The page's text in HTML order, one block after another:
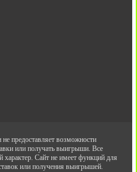
предоставляет возможности
или получать выигрыши. Все
Сайт не имеет функций для
или получения выигрышей.